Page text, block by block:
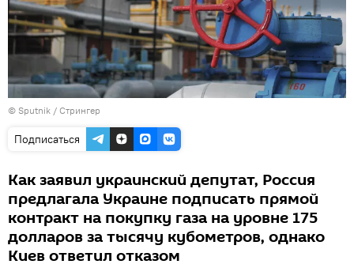
© Sputnik / Стрингер
Подписаться
Как заявил украинский депутат, Россия
предлагала Украине подписать прямой
контракт на покупку газа на уровне 175
долларов за тысячу кубометров, однако
Киев ответил отказом